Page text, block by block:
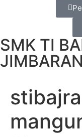
SMK TI
JIMBARAN